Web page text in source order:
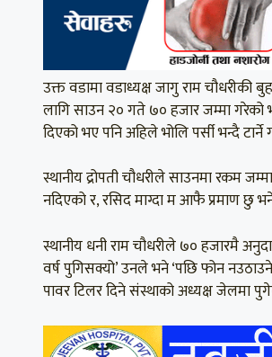
उक्त वडामा वडाध्यक्ष जागु राम चौधरीकी
लागि साउन २० गते ७० हजार जम्मा गरेको
दिएको भए पनि अहिले भोलि पर्सी भन्दै टार्ने
स्थानीय द्रोपती चौधरीले साउनमा रकम
नदिएको र, रसिद माग्दा म आफै प्रमाण छु
स्थानीय धनी राम चौधरीले ७० हजारमै
वर्ष पुगिसक्यो’ उनले भने ‘पछि फोन
पावर टिलर दिने संस्थाको अध्यक्ष जेलमा